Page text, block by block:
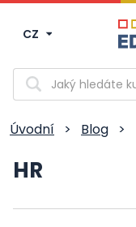
CZ
Vyhledávání
Úvodní > Blog >
HR